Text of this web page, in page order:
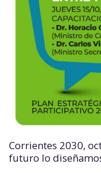
Corrientes 2030,
futuro lo